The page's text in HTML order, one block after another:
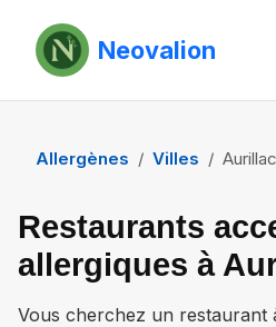
Neovalion
Allergènes Villes Aurillac
Restaurants
allergiques à
Vous cherchez un restaurant